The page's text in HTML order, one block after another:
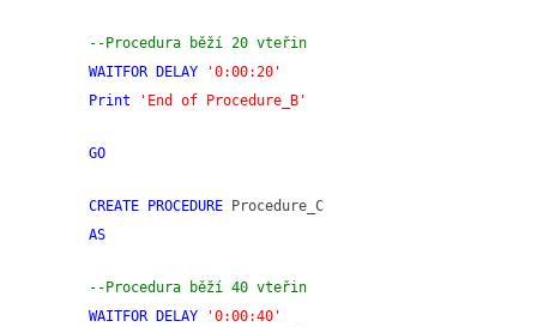
--Procedura běží 20 vteřin
WAITFOR DELAY
'0:00:20'
Print
'End of Procedure_B'
GO
CREATE PROCEDURE Procedure_C
AS
--Procedura běží 40 vteřin
WAITFOR DELAY
'0:00:40'